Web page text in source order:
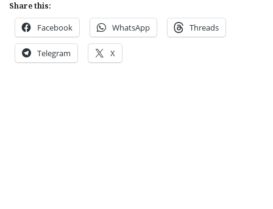
Share this:
Facebook WhatsApp Threads
Telegram X